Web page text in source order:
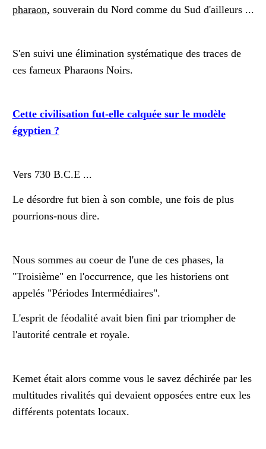
pharaon, souverain du Nord comme du Sud d'ailleurs ...
S'en suivi une élimination systématique des traces de
ces fameux Pharaons Noirs.
Cette civilisation fut-elle calquée sur le modèle
égyptien ?
Vers 730 B.C.E ...
Le désordre fut bien à son comble, une fois de plus
pourrions-nous dire.
Nous sommes au coeur de l'une de ces phases, la
"Troisième" en l'occurrence, que les historiens ont
appelés "Périodes Intermédiaires".
L'esprit de féodalité avait bien fini par triompher de
l'autorité centrale et royale.
Kemet était alors comme vous le savez déchirée par les
multitudes rivalités qui devaient opposées entre eux les
différents potentats locaux.